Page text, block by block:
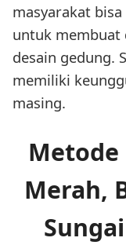
masyarakat
untuk membuat
desain gedung.
memiliki
masing.
Metode
Merah,